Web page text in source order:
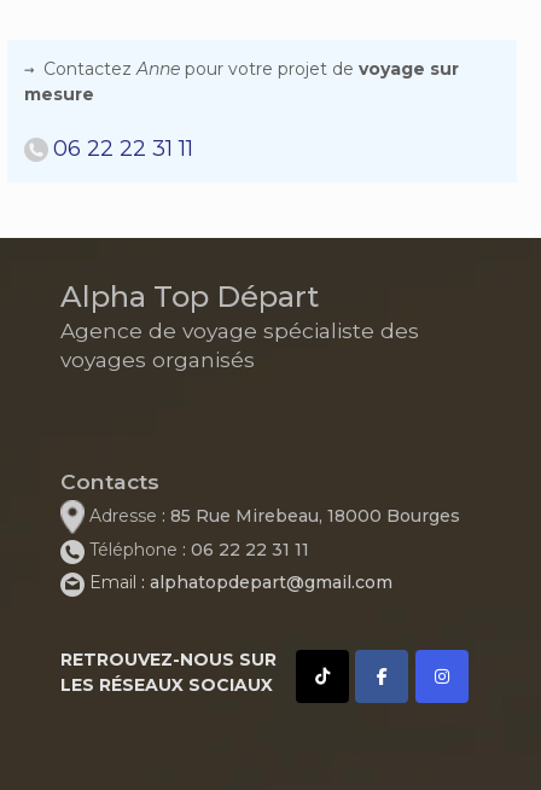
ContactezAnne pour votre projet de voyage sur
mesure
06 22 22 31 11
Alpha Top Départ
Agence de voyage spécialiste des
voyages organisés
Contacts
Adresse : 85 Rue Mirebeau, 18000 Bourges
Téléphone : 06 22 22 31 11
Email : alphatopdepart@gmail.com
RETROUVEZ-NOUS SUR
LES RÉSEAUX SOCIAUX